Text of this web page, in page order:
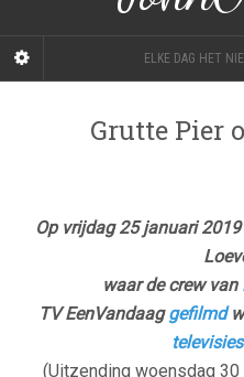
ELKE DAG HET
Grutte Pier
Op vrijdag 25 januari
waar de crew van
TV EenVandaaggefilmd
(Uitzending woensdag